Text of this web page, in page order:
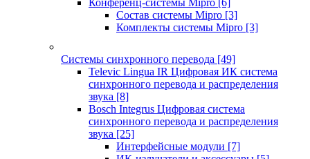
Конференц-системы Mipro [6]
Состав системы Mipro [3]
Комплекты системы Mipro [3]
Системы синхронного перевода [49]
Televic Lingua IR Цифровая ИК система
синхронного перевода и распределения
звука [8]
Bosch Integrus Цифровая система
синхронного перевода и распределения
звука [25]
Интерфейсные модули [7]